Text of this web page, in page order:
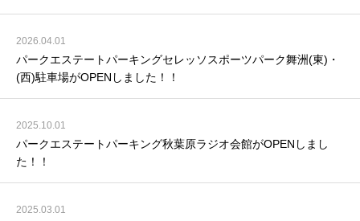
2026.04.01
パークエステートパーキングセレッソスポーツパーク舞洲(東)・
(西)駐車場がOPENしました！！
2025.10.01
パークエステートパーキング秋葉原ラジオ会館がOPENしまし
た！！
2025.03.01